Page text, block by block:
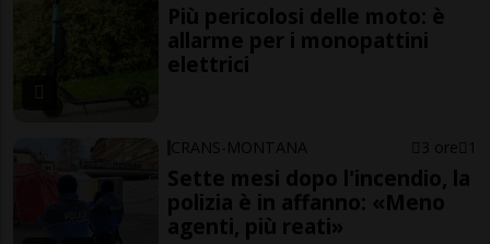
Più pericolosi delle moto: è
allarme per i monopattini
elettrici
CRANS-MONTANA 3 ore 1
Sette mesi dopo l'incendio, la
polizia è in affanno: «Meno
agenti, più reati»